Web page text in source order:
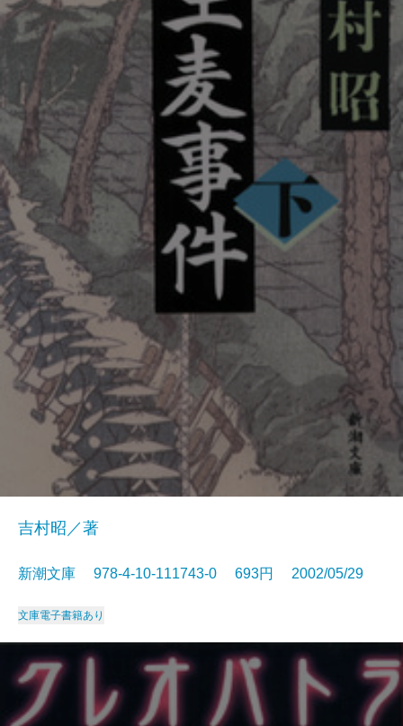
吉村昭／著
新潮文庫 978-4-10-111743-0 693円 2002/05/29
文庫電子書籍あり